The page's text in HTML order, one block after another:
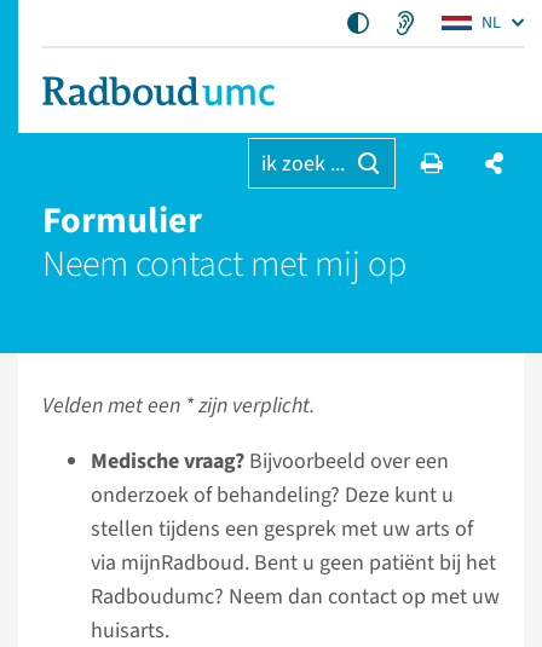
NL
ik zoek ...
Formulier
Neem contact met mij op
Velden met een * zijn verplicht.
Medische vraag? Bijvoorbeeld over een
onderzoek of behandeling? Deze kunt u
stellen tijdens een gesprek met uw arts of
via mijnRadboud. Bent u geen patiënt bij het
Radboudumc? Neem dan contact op met uw
huisarts.